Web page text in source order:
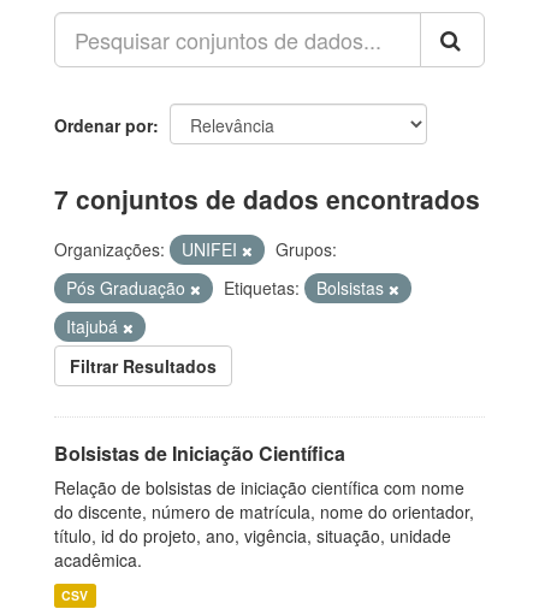
Ordenar por
7 conjuntos de dados encontrados
Organizações: UNIFEI
Grupos:
Pós Graduação
Etiquetas:
Bolsistas
Itajubá
Filtrar Resultados
Bolsistas de Iniciação Científica
Relação de bolsistas de iniciação científica com nome
do discente, número de matrícula, nome do orientador,
título, id do projeto, ano, vigência, situação, unidade
acadêmica.
CSV